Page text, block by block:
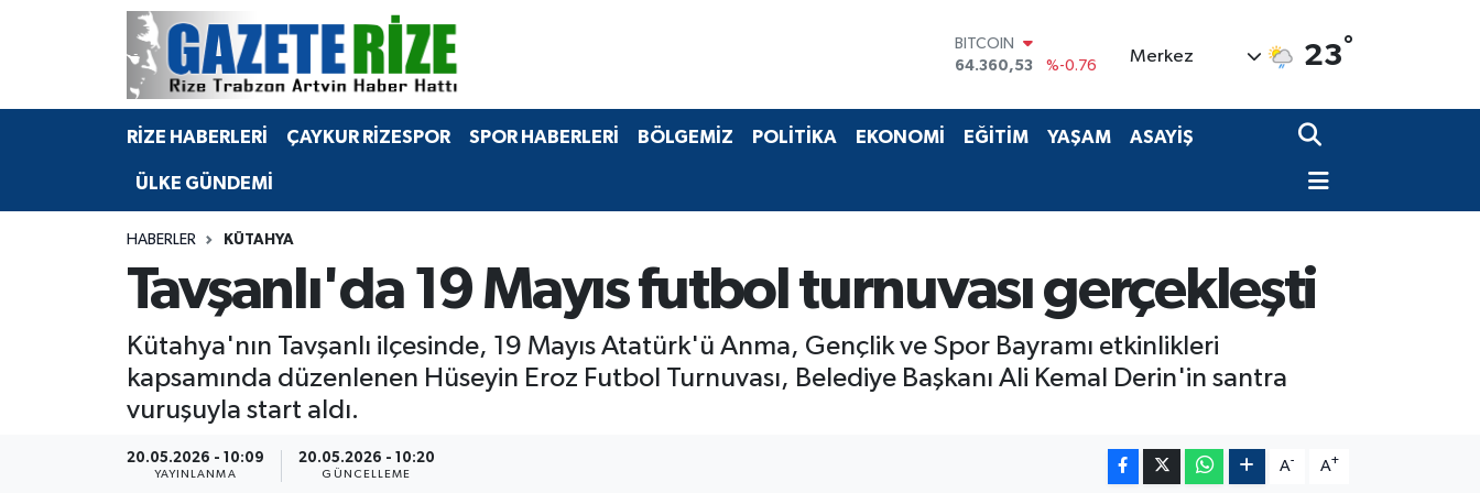
BITCOIN
64.360,53
%-0.76
47,7143
%0.16
EURO
13.799
%70
Merkez 23°
RİZE HABERLERİ ÇAYKUR RİZESPOR SPOR HABERLERİ BÖLGEMİZ POLİTİKA EKONOMİ EĞİTİM YAŞAM ASAYİŞ
ÜLKE GÜNDEMİ
HABERLER KÜTAHYA
Tavşanlı'da 19 Mayıs futbol turnuvası gerçekleşti
Kütahya'nın Tavşanlı ilçesinde, 19 Mayıs Atatürk'ü Anma, Gençlik ve Spor Bayramı etkinlikleri
kapsamında düzenlenen Hüseyin Eroz Futbol Turnuvası, Belediye Başkanı Ali Kemal Derin'in santra
vuruşuyla start aldı.
20.05.2026 - 10:09
YAYINLANMA
20.05.2026 - 10:20
GÜNCELLEME
A- A+
BÖLGEMİZ
Bilim Teknoloji
Advertising news
Merkez Nöbetçi Eczaneler
Merkez Hava Durumu
Merkez Trafik Yoğunluk Haritası
Tüm Manşetler
Son Dakika Haberleri
Haber Arşivi